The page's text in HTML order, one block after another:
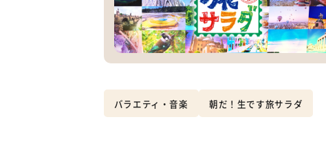
バラエティ・音楽 朝だ！生です旅サラダ